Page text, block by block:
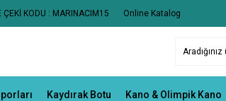
ÇEKİ KODU : MARINACIM15 Online Katalog
Kaydırak Botu Kano & Olimpik Kano